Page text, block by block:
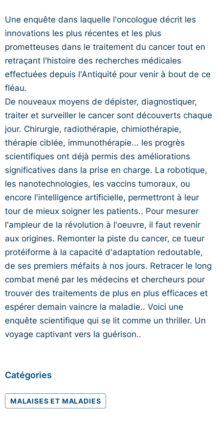
Une enquête dans laquelle l'oncologue décrit les
innovations les plus récentes et les plus
prometteuses dans le traitement du cancer tout en
retraçant l'histoire des recherches médicales
effectuées depuis l'Antiquité pour venir à bout de ce
fléau.
De nouveaux moyens de dépister, diagnostiquer,
traiter et surveiller le cancer sont découverts chaque
jour. Chirurgie, radiothérapie, chimiothérapie,
thérapie ciblée, immunothérapie... les progrès
scientifiques ont déjà permis des améliorations
significatives dans la prise en charge. La robotique,
les nanotechnologies, les vaccins tumoraux, ou
encore l'intelligence artificielle, permettront à leur
tour de mieux soigner les patients.. Pour mesurer
l'ampleur de la révolution à l'oeuvre, il faut revenir
aux origines. Remonter la piste du cancer, ce tueur
protéiforme à la capacité d'adaptation redoutable,
de ses premiers méfaits à nos jours. Retracer le long
combat mené par les médecins et chercheurs pour
trouver des traitements de plus en plus efficaces et
espérer demain vaincre la maladie.. Voici une
enquête scientifique qui se lit comme un thriller. Un
voyage captivant vers la guérison..
Catégories
MALAISES ET MALADIES